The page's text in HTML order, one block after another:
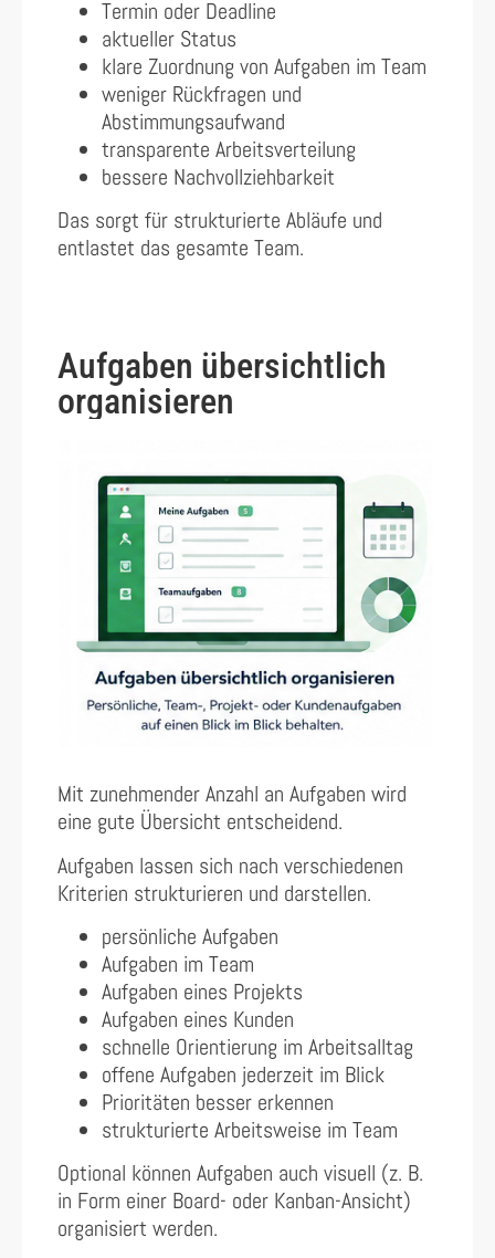
Termin oder Deadline
aktueller Status
klare Zuordnung von Aufgaben im Team
weniger Rückfragen und
Abstimmungsaufwand
transparente Arbeitsverteilung
bessere Nachvollziehbarkeit
Das sorgt für strukturierte Abläufe und
entlastet das gesamte Team.
Aufgaben übersichtlich
organisieren
Mit zunehmender Anzahl an Aufgaben wird
eine gute Übersicht entscheidend.
Aufgaben lassen sich nach verschiedenen
Kriterien strukturieren und darstellen.
persönliche Aufgaben
Aufgaben im Team
Aufgaben eines Projekts
Aufgaben eines Kunden
schnelle Orientierung im Arbeitsalltag
offene Aufgaben jederzeit im Blick
Prioritäten besser erkennen
strukturierte Arbeitsweise im Team
Optional können Aufgaben auch visuell (z. B.
in Form einer Board- oder Kanban-Ansicht)
organisiert werden.